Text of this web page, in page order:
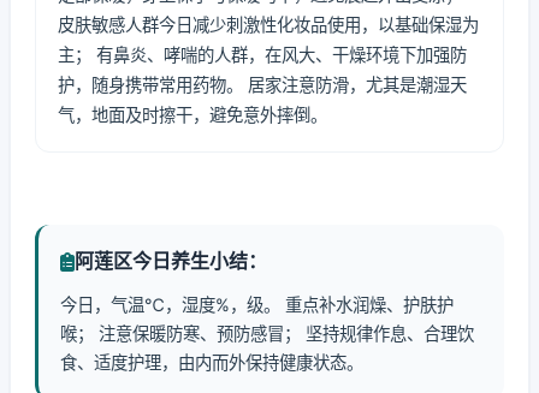
皮肤敏感人群今日减少刺激性化妆品使用，以基础保湿为
主； 有鼻炎、哮喘的人群，在风大、干燥环境下加强防
护，随身携带常用药物。 居家注意防滑，尤其是潮湿天
气，地面及时擦干，避免意外摔倒。
阿莲区今日养生小结：
今日，气温℃，湿度%，级。 重点补水润燥、护肤护
喉； 注意保暖防寒、预防感冒； 坚持规律作息、合理饮
食、适度护理，由内而外保持健康状态。